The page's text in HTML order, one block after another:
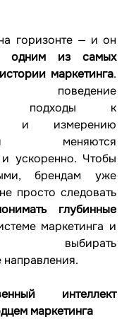
горизонте — и он
одним из самых
маркетинга.
поведение
подходы к
и измерению
меняются
ускоренно. Чтобы
брендам уже
просто следовать
глубинные
маркетинга и
выбирать
направления.
интеллект
маркетинга